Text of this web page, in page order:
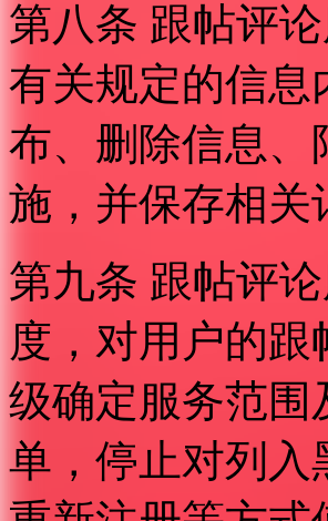
第八条 跟帖评
有关规定的信息
布、删除信息、
施，并保存相关
第九条 跟帖评
度，对用户的
级确定服务范围
单，停止对列入